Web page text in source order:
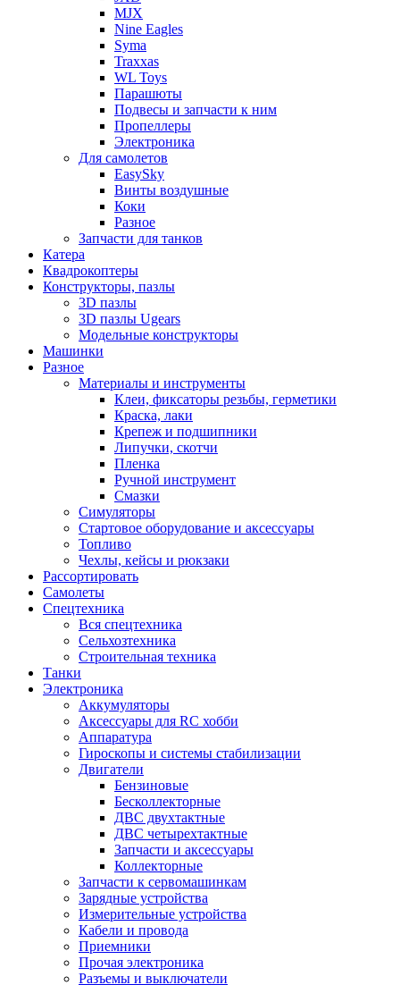
MJX
Nine Eagles
Syma
Traxxas
WL Toys
Парашюты
Подвесы и запчасти к ним
Пропеллеры
Электроника
Для самолетов
EasySky
Винты воздушные
Коки
Разное
Запчасти для танков
Катера
Квадрокоптеры
Конструкторы, пазлы
3D пазлы
3D пазлы Ugears
Модельные конструкторы
Машинки
Разное
Материалы и инструменты
Клеи, фиксаторы резьбы, герметики
Краска, лаки
Крепеж и подшипники
Липучки, скотчи
Пленка
Ручной инструмент
Смазки
Симуляторы
Стартовое оборудование и аксессуары
Топливо
Чехлы, кейсы и рюкзаки
Рассортировать
Самолеты
Спецтехника
Вся спецтехника
Сельхозтехника
Строительная техника
Танки
Электроника
Аккумуляторы
Аксессуары для RC хобби
Аппаратура
Гироскопы и системы стабилизации
Двигатели
Бензиновые
Бесколлекторные
ДВС двухтактные
ДВС четырехтактные
Запчасти и аксессуары
Коллекторные
Запчасти к сервомашинкам
Зарядные устройства
Измерительные устройства
Кабели и провода
Приемники
Прочая электроника
Разъемы и выключатели